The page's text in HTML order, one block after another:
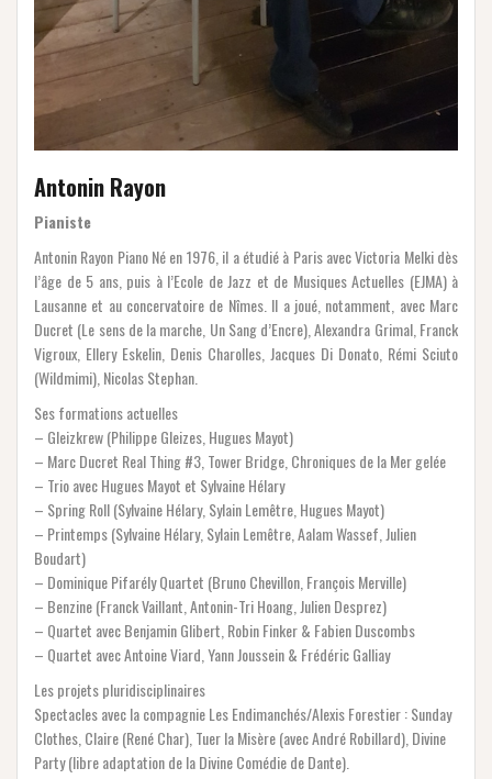
Antonin Rayon
Pianiste
Antonin Rayon Piano Né en 1976, il a étudié à Paris avec Victoria Melki dès
l’âge de 5 ans, puis à l’Ecole de Jazz et de Musiques Actuelles (EJMA) à
Lausanne et au concervatoire de Nîmes. Il a joué, notamment, avec Marc
Ducret (Le sens de la marche, Un Sang d’Encre), Alexandra Grimal, Franck
Vigroux, Ellery Eskelin, Denis Charolles, Jacques Di Donato, Rémi Sciuto
(Wildmimi), Nicolas Stephan.
Ses formations actuelles
– Gleizkrew (Philippe Gleizes, Hugues Mayot)
– Marc Ducret Real Thing #3, Tower Bridge, Chroniques de la Mer gelée
– Trio avec Hugues Mayot et Sylvaine Hélary
– Spring Roll (Sylvaine Hélary, Sylain Lemêtre, Hugues Mayot)
– Printemps (Sylvaine Hélary, Sylain Lemêtre, Aalam Wassef, Julien
Boudart)
– Dominique Pifarély Quartet (Bruno Chevillon, François Merville)
– Benzine (Franck Vaillant, Antonin-Tri Hoang, Julien Desprez)
– Quartet avec Benjamin Glibert, Robin Finker & Fabien Duscombs
– Quartet avec Antoine Viard, Yann Joussein & Frédéric Galliay
Les projets pluridisciplinaires
Spectacles avec la compagnie Les Endimanchés/Alexis Forestier : Sunday
Clothes, Claire (René Char), Tuer la Misère (avec André Robillard), Divine
Party (libre adaptation de la Divine Comédie de Dante).